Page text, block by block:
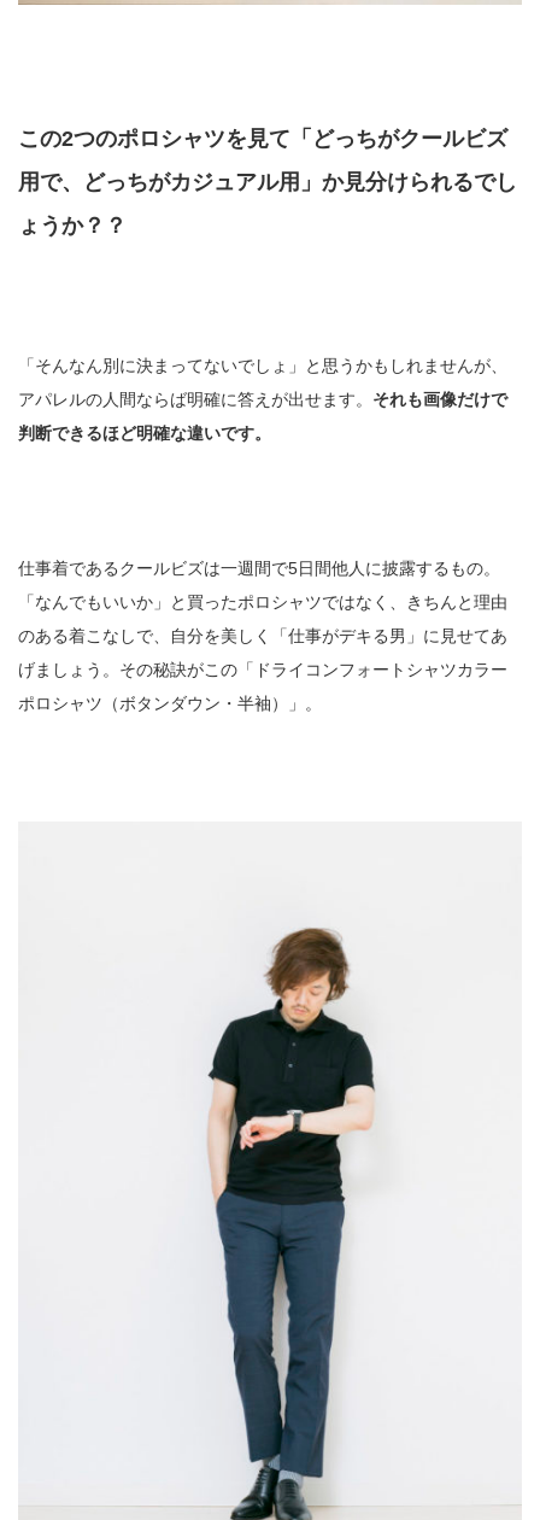
この2つのポロシャツを見て「どっちがクールビズ
用で、どっちがカジュアル用」か見分けられるでし
ょうか？？
「そんなん別に決まってないでしょ」と思うかもしれませんが、
アパレルの人間ならば明確に答えが出せます。 それも画像だけで
判断できるほど明確な違いです。
仕事着であるクールビズは一週間で5日間他人に披露するもの。
「なんでもいいか」と買ったポロシャツではなく、きちんと理由
のある着こなしで、自分を美しく「仕事がデキる男」に見せてあ
げましょう。その秘訣がこの「ドライコンフォートシャツカラー
ポロシャツ（ボタンダウン・半袖）」。